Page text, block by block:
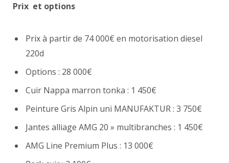
Prix et options
Prix à partir de 74 000€ en motorisation diesel
220d
Options : 28 000€
Cuir Nappa marron tonka : 1 450€
Peinture Gris Alpin uni MANUFAKTUR : 3 750€
Jantes alliage AMG 20 » multibranches : 1 450€
AMG Line Premium Plus : 13 000€